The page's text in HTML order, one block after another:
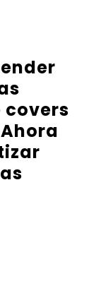
covers